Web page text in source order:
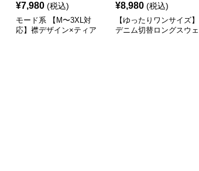
¥7,980 (税込)
モード系 【M〜3XL対
応】襟デザイン×ティア
¥8,980 (税込)
【ゆったりワンサイズ】
デニム切替ロングスウェ